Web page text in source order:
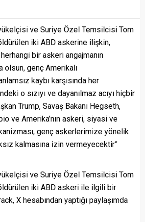
ve Suriye Özel Temsilcisi Tom
iki ABD askerine ilişkin,
bir askeri angajmanın
genç Amerikalı
kaybı karşısında her
o sızıyı ve dayanılmaz acıyı hiçbir
Trump, Savaş Bakanı Hegseth,
ve Amerika’nın askeri, siyasi ve
genç askerlerimize yönelik
kalmasına izin vermeyecektir”
ve Suriye Özel Temsilcisi Tom
iki ABD askeri ile ilgili bir
X hesabından yaptığı paylaşımda